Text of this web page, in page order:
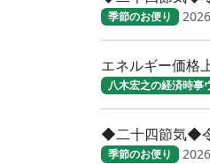
季節のお便り
エネルギー価格
八木宏之の経済時事
◆二十四節気◆
季節のお便り